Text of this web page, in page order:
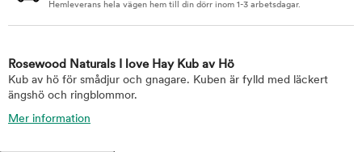
Hemleverans hela vägen hem till din dörr inom 1-3 arbetsdagar.
Rosewood Naturals I love Hay Kub av Hö
Kub av hö för smådjur och gnagare. Kuben är fylld med läckert
ängshö och ringblommor.
Mer information